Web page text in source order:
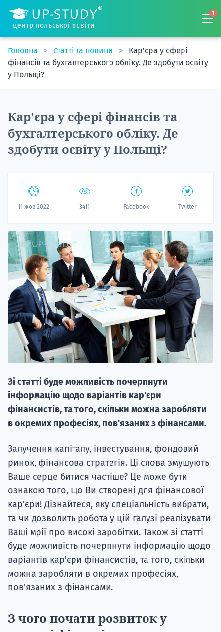
центр польської освіти
1
Головна Статті та новини
Кар'єра у сфері
фінансів та бухгалтерського обліку. Де здобути освіту
у Польщі?
Кар'єра у сфері фінансів та
бухгалтерського обліку. Де
здобути освіту у Польщі?
11 жов 2022 3411 Facebook Twitter
Зі статті буде можливість почерпнути
інформацію щодо варіантів кар'єри
фінансистів, та того, скільки можна заробляти
в окремих професіях, пов'язаних з фінансами.
Залучення капіталу, інвестування, фондовий
ринок, фінансова стратегія. Ці слова змушують
Ваше серце битися частіше? Це може бути
ознакою того, що Ви створені для фінансової
кар'єри! Дізнайтеся, яку спеціальність вибрати,
та чи дозволить робота у цій галузі реалізувати
Ваші мрії про високі заробітки. Також зі статті
буде можливість почерпнути інформацію щодо
варіантів кар'єри фінансистів, та того, скільки
можна заробляти в окремих професіях,
пов'язаних з фінансами.
З чого почати розвиток у
НАБІР
вступ на